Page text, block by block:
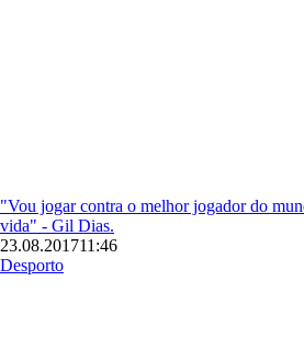
"Vou jogar contra o melhor jogador do
vida" - Gil Dias.
23.08.201711:46
Desporto